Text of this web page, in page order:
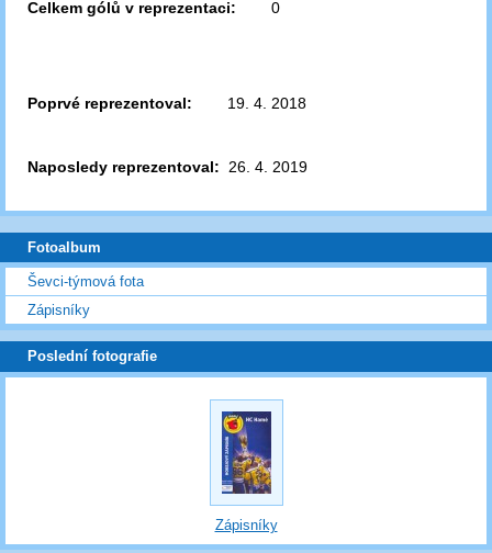
Celkem gólů v reprezentaci: 0
Poprvé reprezentoval: 19. 4. 2018
Naposledy reprezentoval: 26. 4. 2019
Fotoalbum
Ševci-týmová fota
Zápisníky
Poslední fotografie
Zápisníky